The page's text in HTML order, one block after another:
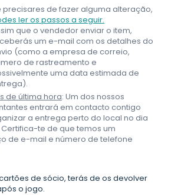
precisares de fazer alguma alteração,
ler os passos a seguir.
que o vendedor enviar o item,
um e-mail com os detalhes do
(como a empresa de correio,
de rastreamento e
uma data estimada de
de última hora: Um dos nossos
entrará em contacto contigo
a entrega perto do local no dia
te de que temos um
de e-mail e número de telefone
de sócio, terás de os devolver
o jogo.